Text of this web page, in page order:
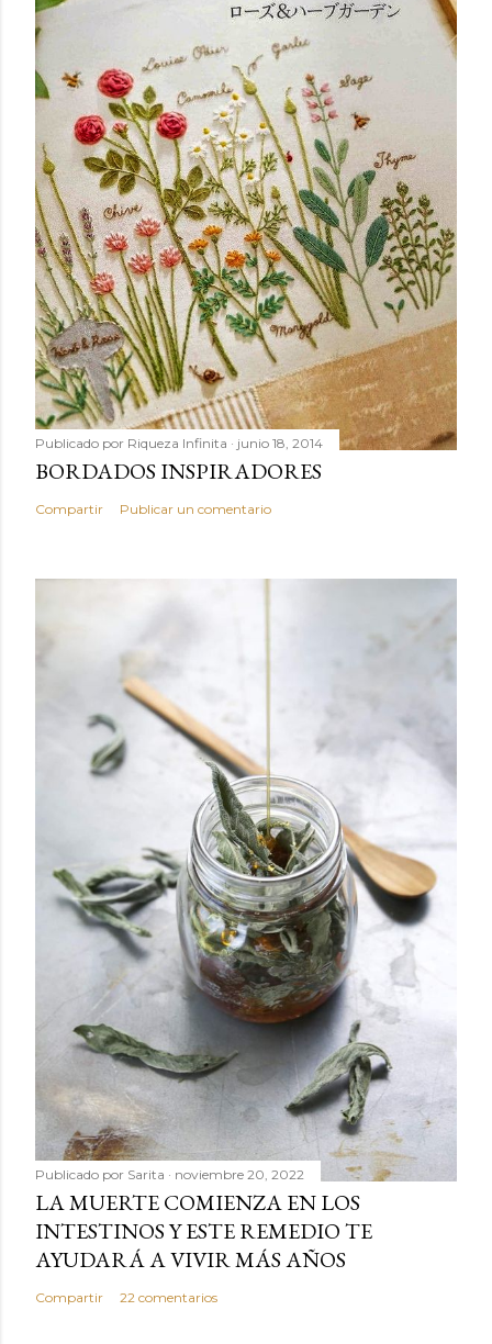
Publicado por Riqueza Infinita junio 18, 2014
BORDADOS INSPIRADORES
Compartir Publicar un comentario
Publicado por Sarita noviembre 20, 2022
LA MUERTE COMIENZA EN LOS
INTESTINOS Y ESTE REMEDIO TE
AYUDARÁ A VIVIR MÁS AÑOS
Compartir 22 comentarios